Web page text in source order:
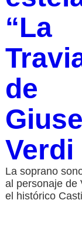
“La
de
Verdi
La soprano
al personaje de
el histórico